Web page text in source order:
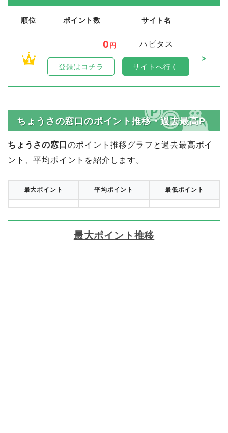
順位 ポイント数 サイト名
1
0 円
ハピタス
＞
登録はコチラ サイトへ行く
ちょうさの窓口のポイント推移・過去最高P
ちょうさの窓口 のポイント推移グラフと過去最高ポイ
ント、平均ポイントを紹介します。
最大ポイント 平均ポイント 最低ポイント
最大ポイント推移